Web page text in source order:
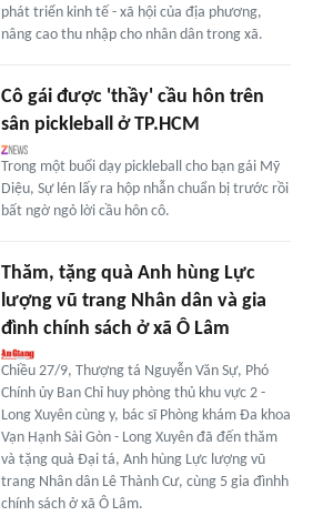
phát triển kinh tế - xã hội của địa phương,
nâng cao thu nhập cho nhân dân trong xã.
Cô gái được 'thầy' cầu hôn trên
sân pickleball ở TP.HCM
Trong một buổi dạy pickleball cho bạn gái Mỹ
Diệu, Sự lén lấy ra hộp nhẫn chuẩn bị trước rồi
bất ngờ ngỏ lời cầu hôn cô.
Thăm, tặng quà Anh hùng Lực
lượng vũ trang Nhân dân và gia
đình chính sách ở xã Ô Lâm
Chiều 27/9, Thượng tá Nguyễn Văn Sự, Phó
Chính ủy Ban Chỉ huy phòng thủ khu vực 2 -
Long Xuyên cùng y, bác sĩ Phòng khám Đa khoa
Vạn Hạnh Sài Gòn - Long Xuyên đã đến thăm
và tặng quà Đại tá, Anh hùng Lực lượng vũ
trang Nhân dân Lê Thành Cư, cùng 5 gia đìnhh
chính sách ở xã Ô Lâm.